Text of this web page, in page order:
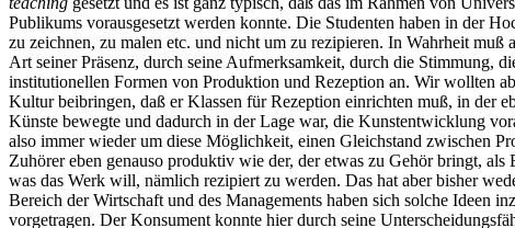
Publikums vorausgesetzt werden konnte. Die Studenten haben in der
zu zeichnen, zu malen etc. und nicht um zu rezipieren. In Wahrheit
Art seiner Präsenz, durch seine Aufmerksamkeit, durch die Stimmung,
institutionellen Formen von Produktion und Rezeption an. Wir wollten
Kultur beibringen, daß er Klassen für Rezeption einrichten muß, in der
Künste bewegte und dadurch in der Lage war, die Kunstentwicklung
also immer wieder um diese Möglichkeit, einen Gleichstand zwischen
Zuhörer eben genauso produktiv wie der, der etwas zu Gehör bringt,
was das Werk will, nämlich rezipiert zu werden. Das hat aber bisher
Bereich der Wirtschaft und des Managements haben sich solche Ideen
vorgetragen. Der Konsument konnte hier durch seine